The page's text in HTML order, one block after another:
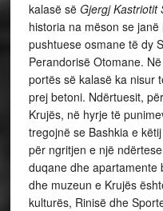
kalasë së Gjergj Kastriotit
historia na mëson se
pushtuese osmane të dy
Perandorisë Otomane.
portës së kalasë ka nisur
prej betoni. Ndërtuesit,
Krujës, në hyrje të
tregojnë se Bashkia e
për ngritjen e një
duqane dhe
dhe muzeun e Krujës
kulturës, Rinisë dhe